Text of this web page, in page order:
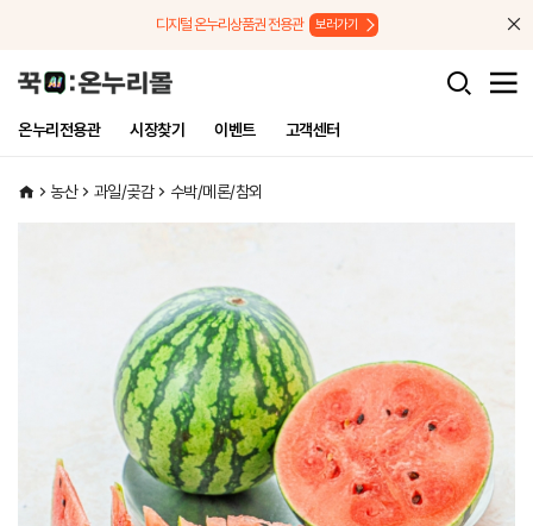
디지털 온누리상품권 전용관 보러가기
온누리전용관 시장찾기 이벤트 고객센터
농산 과일/곶감 수박/메론/참외